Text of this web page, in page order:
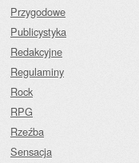
Przygodowe
Publicystyka
Redakcyjne
Regulaminy
Rock
RPG
Rzeźba
Sensacja